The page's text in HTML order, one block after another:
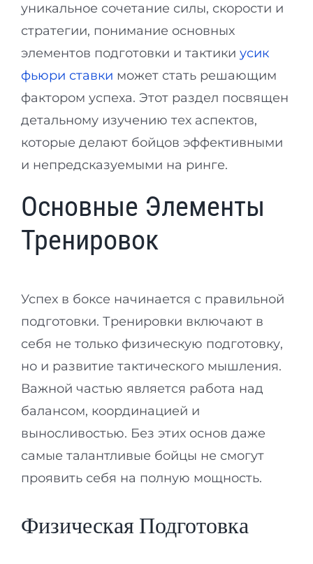
уникальное сочетание силы, скорости и
стратегии, понимание основных
элементов подготовки и тактики усик
фьюри ставки может стать решающим
фактором успеха. Этот раздел посвящен
детальному изучению тех аспектов,
которые делают бойцов эффективными
и непредсказуемыми на ринге.
Основные Элементы
Тренировок
Успех в боксе начинается с правильной
подготовки. Тренировки включают в
себя не только физическую подготовку,
но и развитие тактического мышления.
Важной частью является работа над
балансом, координацией и
выносливостью. Без этих основ даже
самые талантливые бойцы не смогут
проявить себя на полную мощность.
Физическая Подготовка